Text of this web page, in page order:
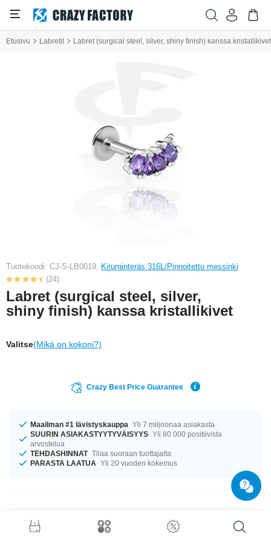
Etusivu Labretit Labret (surgical steel, silver, shiny finish) kanssa kristallikivet
Tuotekoodi: CJ-S-LB0019, Kirurginteräs 316L/Pinnoitettu messinki
(24)
Labret (surgical steel, silver,
shiny finish) kanssa kristallikivet
Valitse(Mikä on kokoni?)
Crazy Best Price Guarantee
Maailman #1 lävistyskauppa Yli 7 miljoonaa asiakasta
SUURIN ASIAKASTYYTYVÄISYYS Yli 80 000 positiivista
arvostelua
TEHDASHINNAT Tilaa suoraan tuottajalta
PARASTA LAATUA Yli 20 vuoden kokemus
Tuotetiedot